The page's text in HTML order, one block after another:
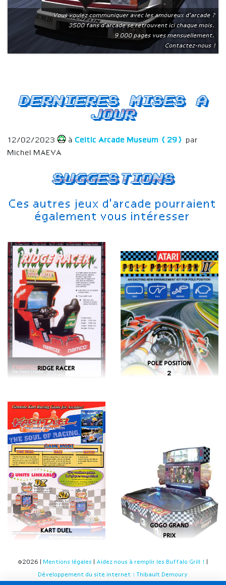
Vous voulez communiquer avec les amoureux d'arcade ?
3500 fans d'arcade se retrouvent ici chaque mois.
9 000 pages vues mensuellement.
Contactez-nous !
Suggestions
Ces autres jeux d'arcade pourraient
également vous intéresser
RIDGE RACER
POLE POSITION
2
KART DUEL
GOGO GRAND
PRIX
Dernieres mises a
jour
12/02/2023 à Celtic Arcade Museum (29)
par
Michel MAEVA
©2026 | Mentions légales Aidez nous à remplir les Buffalo Grill !
Développement du site internet : Thibault Demoury